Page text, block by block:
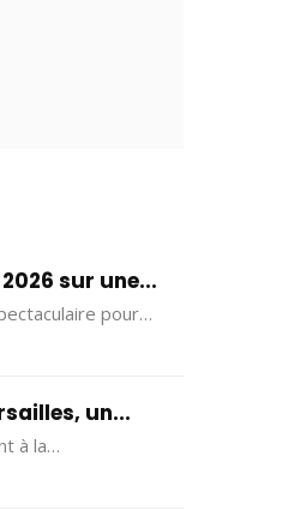
sur une...
pour…
un...
à la…